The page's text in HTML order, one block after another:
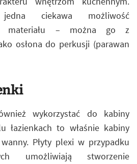
ciekawa możliwość
materiału – można go z
osłona do perkusji (parawan
wykorzystać do kabiny
łazienkach to właśnie kabiny
Płyty plexi w przypadku
umożliwiają stworzenie